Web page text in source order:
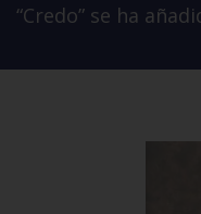
“Credo” se ha